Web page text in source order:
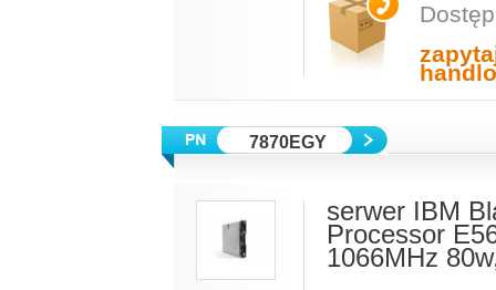
7870EGY
serwer IBM
Processor
1066MHz